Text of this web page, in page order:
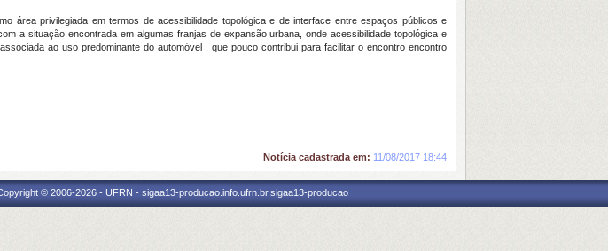
área privilegiada em termos de acessibilidade topológica e de interface entre espaços públicos e
a situação encontrada em algumas franjas de expansão urbana, onde acessibilidade topológica e
ao uso predominante do automóvel , que pouco contribui para facilitar o encontro encontro
Notícia cadastrada em: 11/08/2017 18:44
© 2006-2026 - UFRN - sigaa13-producao.info.ufrn.br.sigaa13-producao